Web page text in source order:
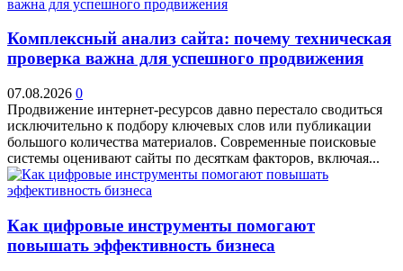
Комплексный анализ сайта: почему техническая
проверка важна для успешного продвижения
07.08.2026 0
Продвижение интернет-ресурсов давно перестало сводиться
исключительно к подбору ключевых слов или публикации
большого количества материалов. Современные поисковые
системы оценивают сайты по десяткам факторов, включая...
Как цифровые инструменты помогают
повышать эффективность бизнеса